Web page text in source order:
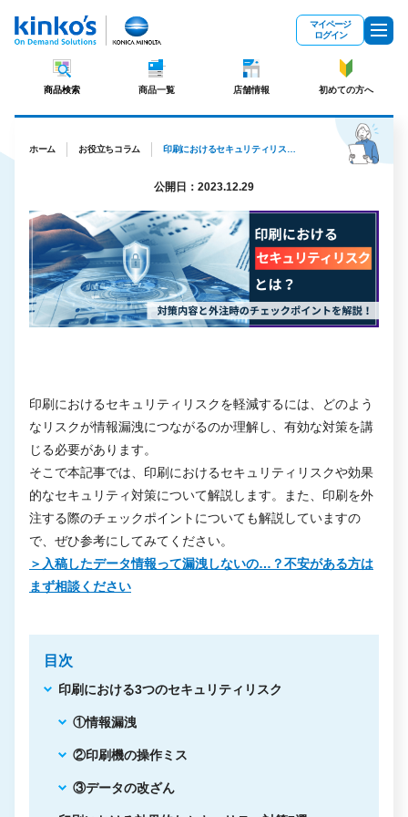
マイページ
ログイン
商品検索 商品一覧 店舗情報 初めての方へ
ホーム お役立ちコラム
公開日：2023.12.29
印刷におけるセキュリティリスクを軽減するには、どのよう
なリスクが情報漏洩につながるのか理解し、有効な対策を講
じる必要があります。
そこで本記事では、印刷におけるセキュリティリスクや効果
的なセキュリティ対策について解説します。また、印刷を外
注する際のチェックポイントについても解説していますの
で、ぜひ参考にしてみてください。
＞入稿したデータ情報って漏洩しないの…？不安がある方は
まず相談ください
目次
印刷における3つのセキュリティリスク
①情報漏洩
②印刷機の操作ミス
③データの改ざん